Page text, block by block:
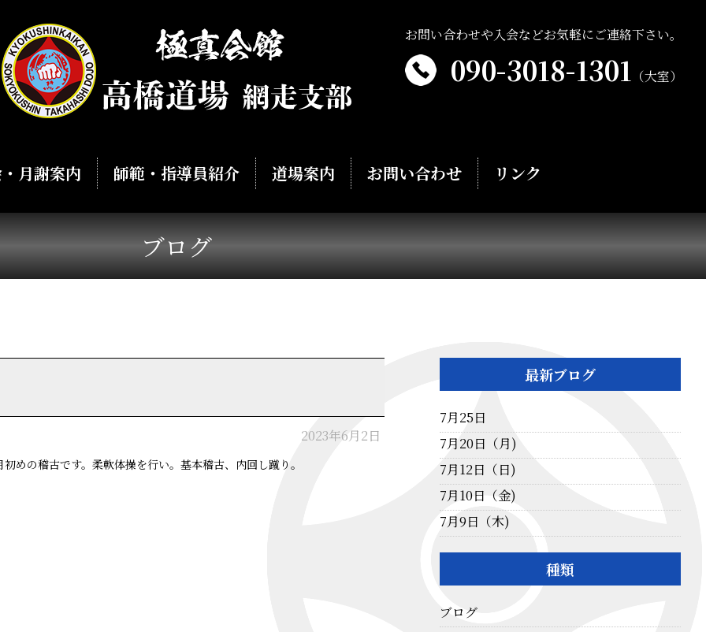
お問い合わせや入会などお気軽にご連絡下さい。
090-3018-1301 （大室）
月謝案内 師範・指導員紹介 道場案内 お問い合わせ リンク
ブログ
2023年6月2日
初めの稽古です。柔軟体操を行い。基本稽古、内回し蹴り。
最新ブログ
7月25日
7月20日（月)
7月12日（日)
7月10日（金)
7月9日（木)
種類
ブログ